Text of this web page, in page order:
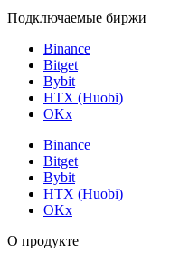
Подключаемые биржи
Binance
Bitget
Bybit
HTX (Huobi)
OKx
Binance
Bitget
Bybit
HTX (Huobi)
OKx
О продукте